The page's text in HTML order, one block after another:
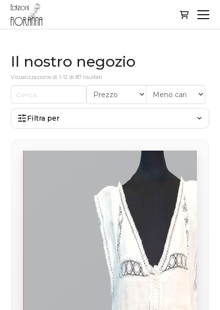
Il nostro negozio
Visualizzazione di 1-12 di 87 risultati
Filtra per